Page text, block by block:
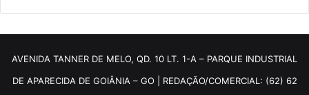
AVENIDA TANNER DE MELO, QD. 10 LT. 1-A – PARQUE INDUSTRIAL
DE APARECIDA DE GOIÂNIA – GO | REDAÇÃO/COMERCIAL: (62) 62